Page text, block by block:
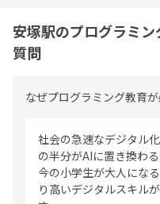
安塚駅のプログラミ
質問
なぜプログラミング教育
社会の急速なデジタル
の半分がAIに置き換わ
今の小学生が大人にな
り高いデジタルスキル